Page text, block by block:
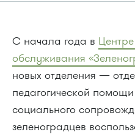
С начала года в
обслуживания
новых отделения —
педагогической
социального
зеленоградцев